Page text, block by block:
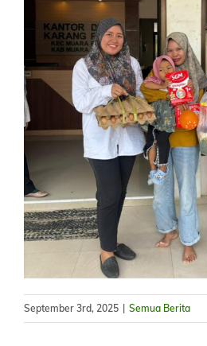
September 3rd, 2025 Semua Berita